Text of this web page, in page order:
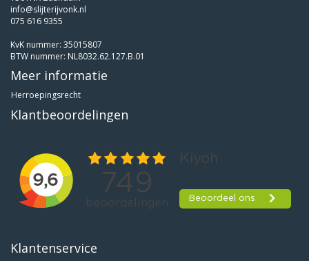
info@slijterijvonk.nl
075 616 9355
KvK nummer: 35015807
BTW nummer: NL8032.62.127.B.01
Meer informatie
Herroepingsrecht
Klantbeoordelingen
Klantenservice